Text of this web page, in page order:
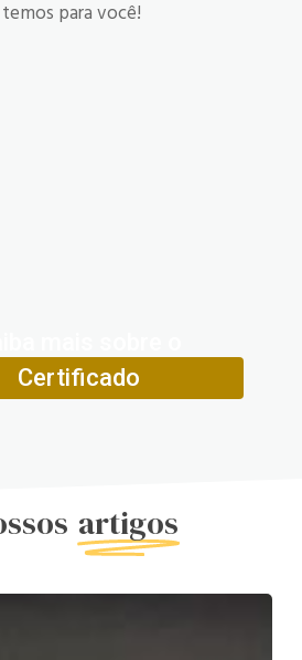
para você!
Certificado
artigos